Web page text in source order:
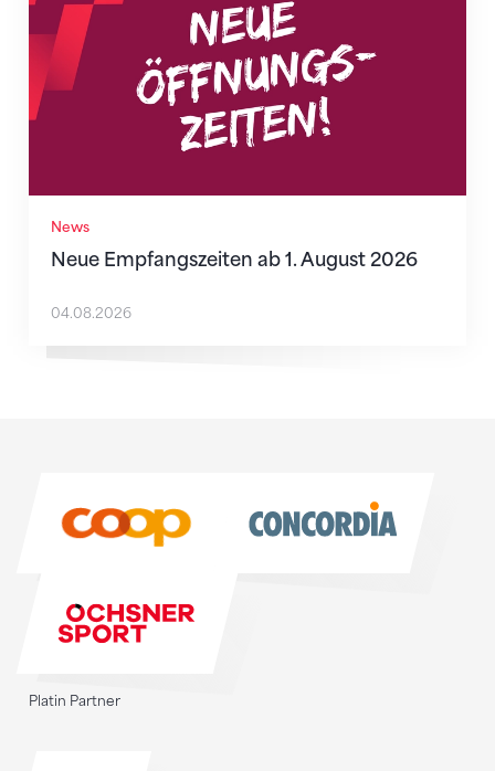
News
Neue Empfangszeiten ab 1. August 2026
04.08.2026
Platin Partner